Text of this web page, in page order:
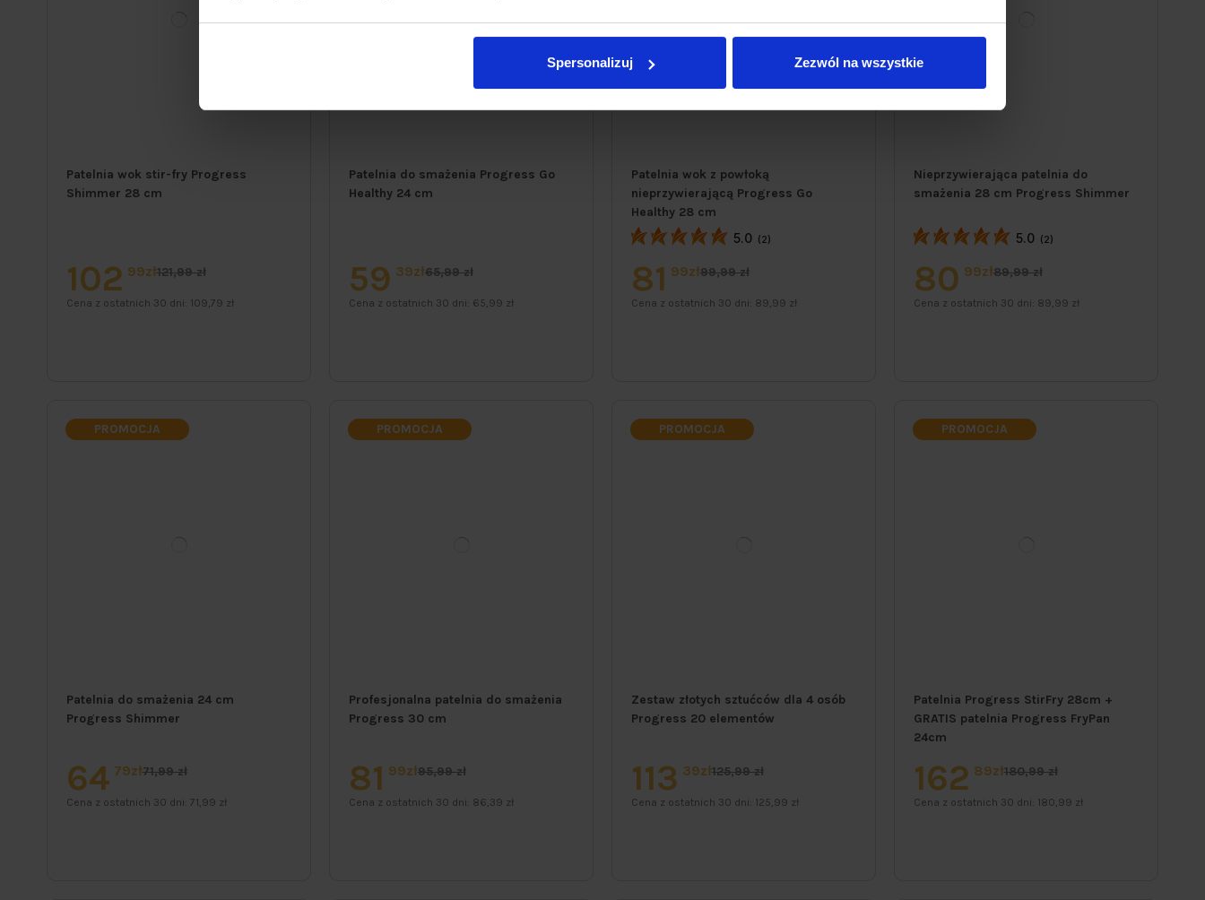
Spersonalizuj Zezwól na wszystkie
Patelnia wok stir-fry Progress
Shimmer 28 cm
102 99zł121,99 zł
Cena z ostatnich 30 dni: 109,79 zł
Patelnia do smażenia Progress Go
Healthy 24 cm
59 39zł65,99 zł
Cena z ostatnich 30 dni: 65,99 zł
Patelnia wok z powłoką
nieprzywierającą Progress Go
Healthy 28 cm
5.0 (2)
81 99zł99,99 zł
Cena z ostatnich 30 dni: 89,99 zł
Nieprzywierająca patelnia do
smażenia 28 cm Progress Shimmer
5.0 (2)
80 99zł89,99 zł
Cena z ostatnich 30 dni: 89,99 zł
PROMOCJA
Patelnia do smażenia 24 cm
Progress Shimmer
64 79zł71,99 zł
Cena z ostatnich 30 dni: 71,99 zł
PROMOCJA
Profesjonalna patelnia do smażenia
Progress 30 cm
81 99zł95,99 zł
Cena z ostatnich 30 dni: 86,39 zł
PROMOCJA
Zestaw złotych sztućców dla 4 osób
Progress 20 elementów
113 39zł125,99 zł
Cena z ostatnich 30 dni: 125,99 zł
PROMOCJA
Patelnia Progress StirFry 28cm +
GRATIS patelnia Progress FryPan
24cm
162 89zł180,99 zł
Cena z ostatnich 30 dni: 180,99 zł